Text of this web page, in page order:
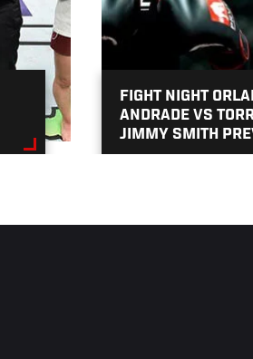
FIGHT NIGHT
ANDRADE VS
JIMMY SMITH